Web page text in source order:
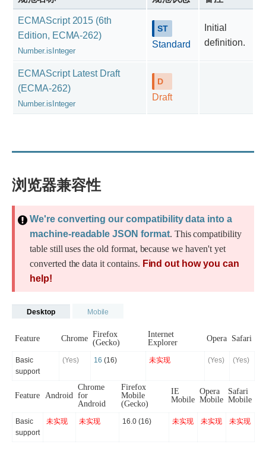
ECMAScript 2015 (6th
Edition, ECMA-262)
Number.isInteger
Standard
Initial
definition.
ECMAScript Latest Draft
(ECMA-262)
Number.isInteger
Draft
浏览器兼容性
We're converting our compatibility data into a
machine-readable JSON format. This compatibility
table still uses the old format, because we haven't yet
converted the data it contains. Find out how you can
help!
Desktop Mobile
Feature Chrome Firefox
(Gecko)
Internet
Explorer
Opera Safari
Basic
support
(Yes) 16 (16) 未实现 (Yes) (Yes)
Feature Android
Chrome
for
Android
Firefox
Mobile
(Gecko)
IE
Mobile
Opera
Mobile
Safari
Mobile
Basic
support
未实现 未实现 16.0 (16) 未实现 未实现 未实现